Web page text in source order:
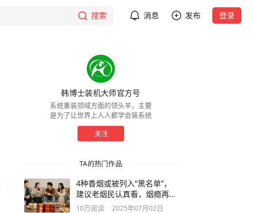
搜索 消息 发布 登录
韩博士装机大师官方号
系统重装领域方面的领头羊，主要
是为了让世界上人人都学会装系统
关注
TA的热门作品
4种香烟或被列入“黑名单”，
建议老烟民认真看，烟瘾再大
也别抽
10万阅读 2025年07月02日